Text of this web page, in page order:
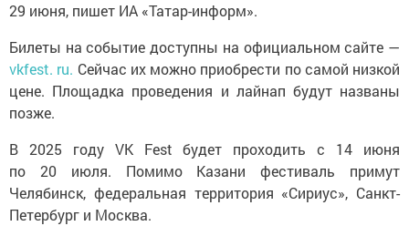
29 июня, пишет ИА «Татар-информ».
Билеты на событие доступны на официальном сайте —
vkfest. ru. Сейчас их можно приобрести по самой низкой
цене. Площадка проведения и лайнап будут названы
позже.
В 2025 году VK Fest будет проходить с 14 июня
по 20 июля. Помимо Казани фестиваль примут
Челябинск, федеральная территория «Сириус», Санкт-
Петербург и Москва.